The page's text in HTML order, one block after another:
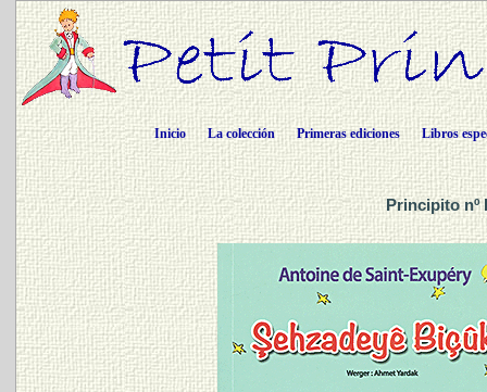
Inicio La colección Primeras ediciones Libros
Principito nº